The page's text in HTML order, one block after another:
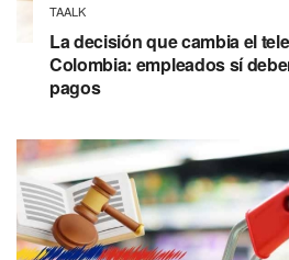
TAALK
La decisión que cambia el
Colombia: empleados sí
pagos